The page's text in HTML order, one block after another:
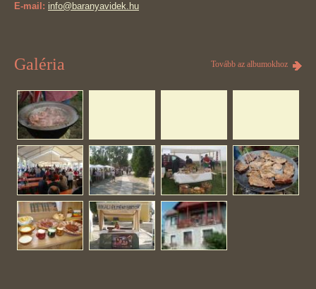
E-mail: info@baranyavidek.hu
Galéria Tovább az albumokhoz